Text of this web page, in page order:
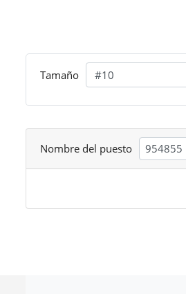
Tamaño
Nombre del puesto